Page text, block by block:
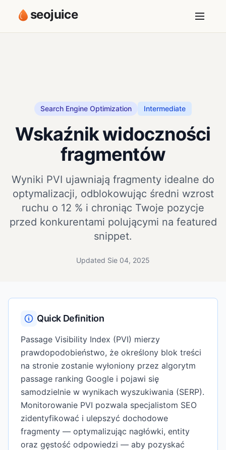
seojuice
Search Engine Optimization Intermediate
Wskaźnik widoczności
fragmentów
Wyniki PVI ujawniają fragmenty idealne do
optymalizacji, odblokowując średni wzrost
ruchu o 12 % i chroniąc Twoje pozycje
przed konkurentami polującymi na featured
snippet.
Updated Sie 04, 2025
Quick Definition
Passage Visibility Index (PVI) mierzy
prawdopodobieństwo, że określony blok treści
na stronie zostanie wyłoniony przez algorytm
passage ranking Google i pojawi się
samodzielnie w wynikach wyszukiwania (SERP).
Monitorowanie PVI pozwala specjalistom SEO
zidentyfikować i ulepszyć dochodowe
fragmenty — optymalizując nagłówki, entity
oraz gęstość odpowiedzi — aby pozyskać